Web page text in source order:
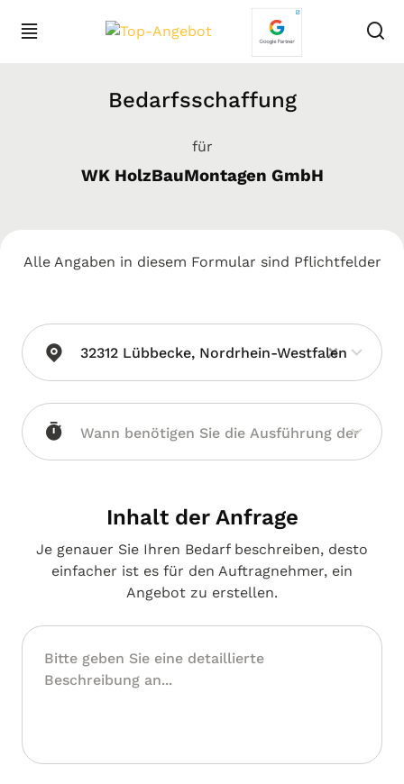
Bedarfsschaffung
für
WK HolzBauMontagen GmbH
Alle Angaben in diesem Formular sind Pflichtfelder
32312 Lübbecke, Nordrhein-Westfalen
×
Inhalt der Anfrage
Je genauer Sie Ihren Bedarf beschreiben, desto
einfacher ist es für den Auftragnehmer, ein
Angebot zu erstellen.